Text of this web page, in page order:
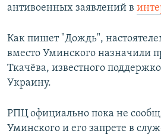
антивоенных заявлений в
Как пишет "Дождь",
вместо Уминского назначили
Ткачёва, известного
Украину.
РПЦ официально пока не
Уминского и его запрете в